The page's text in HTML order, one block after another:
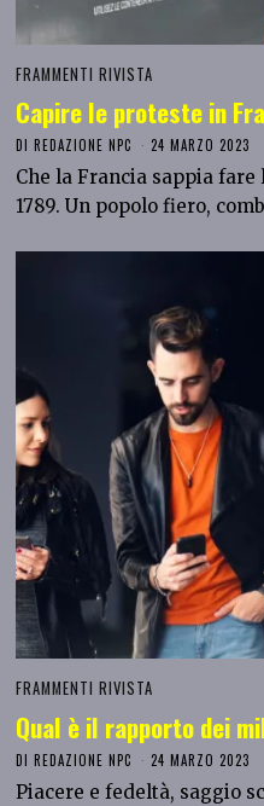
FRAMMENTI RIVISTA
Capire le proteste in
DIREDAZIONE NPC 24 MARZO 2023
Che la Francia sappia
1789. Un popolo fiero,
FRAMMENTI RIVISTA
Qual è il rapporto dei
DIREDAZIONE NPC 24 MARZO 2023
Piacere e fedeltà, saggio